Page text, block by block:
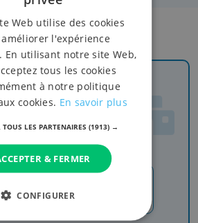
JE M'INSCRIS
Web utilise des cookies
l'expérience
En utilisant notre site Web,
tous les cookies
à notre politique
cookies. En savoir plus
TOUS LES PARTENAIRES (1913) →
& FERMER
CONFIGURER